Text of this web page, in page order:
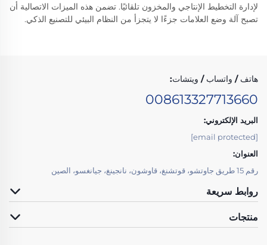
لإدارة التخطيط الإنتاجي والمخزون تلقائيًا. تضمن هذه الميزات الاتصالية أن
تصبح آلة وضع العلامات جزءًا لا يتجزأ من النظام البيئي للتصنيع الذكي.
هاتف / واتساب / ويتشات:
008613327713660
البريد الإلكتروني:
[email protected]
العنوان:
رقم 15 طريق جاوتشو، قوتشنغ، قاوشون، نانجينغ، جيانغسو، الصين
روابط سريعة
منتجات